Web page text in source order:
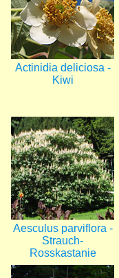
Actinidia deliciosa -
Kiwi
Bild
Aesculus parviflora -
Strauch-
Rosskastanie
Bild